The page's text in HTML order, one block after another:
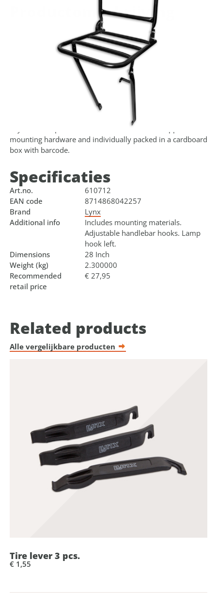
Product­omschrijving
The Lynx front bike rack 28 inch combines maximum
functionality with stability for transporting heavy or large
loads. The generous platform of 29 x 29 cm provides
plenty of space for crates, baskets, or bags. The rack is
mounted to the fork crown bolt and handlebar using
adjustable hooks, allowing easy installation on various
bicycles. Equipped with a fixed lamp hook on the left side
and finished with a scratch-resistant black powder coating
that protects against rust and wear. Suitable for various
city and transport bikes with 28 inch wheels. Supplied with
mounting hardware and individually packed in a cardboard
box with barcode.
Specificaties
Art.no.
610712
EAN code
8714868042257
Brand
Lynx
Additional info
Includes mounting materials.
Adjustable handlebar hooks. Lamp
hook left.
Dimensions
28 Inch
Weight (kg)
2.300000
Recommended
retail price
€ 27,95
Related products
Alle vergelijkbare producten
Tire lever 3 pcs.
€ 1,55